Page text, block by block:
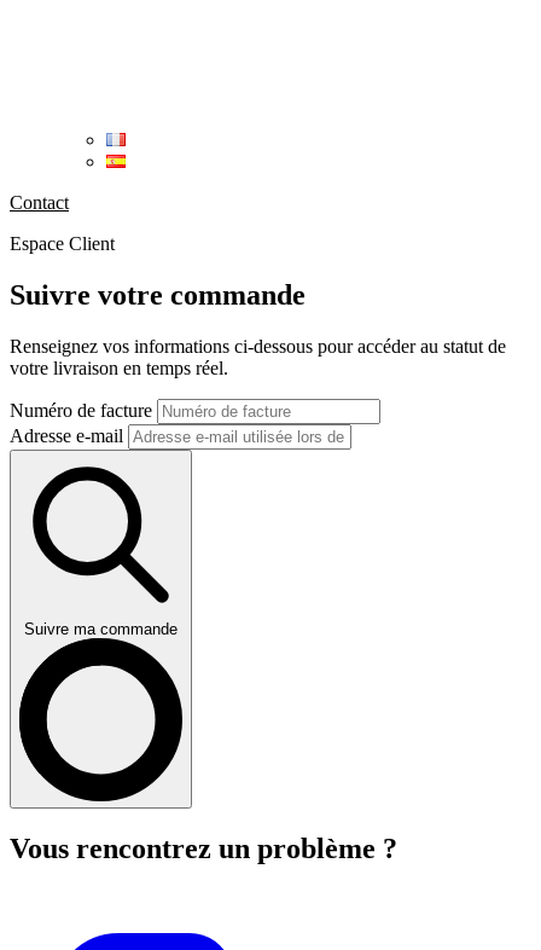
Contact
Espace Client
Suivre votre commande
Renseignez vos informations ci-dessous pour accéder au statut de
votre livraison en temps réel.
Numéro de facture
Adresse e-mail
Suivre ma commande
Vous rencontrez un problème ?